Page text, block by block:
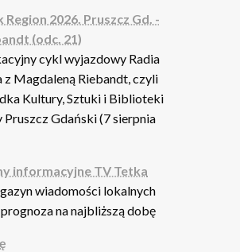
Region 2026. Pruszcz Gd. -
(odc. 21)
cykl wyjazdowy Radia
z Magdaleną Riebandt, czyli
Kultury, Sztuki i Biblioteki
Pruszcz Gdański (7 sierpnia
informacyjne TV Tetka
wiadomości lokalnych
na najbliższą dobę